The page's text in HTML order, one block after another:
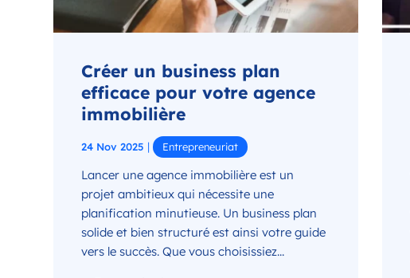
Créer un business plan
efficace pour votre agence
immobilière
24 Nov 2025 | Entrepreneuriat
Lancer une agence immobilière est un
projet ambitieux qui nécessite une
planification minutieuse. Un business plan
solide et bien structuré est ainsi votre guide
vers le succès. Que vous choisissiez...